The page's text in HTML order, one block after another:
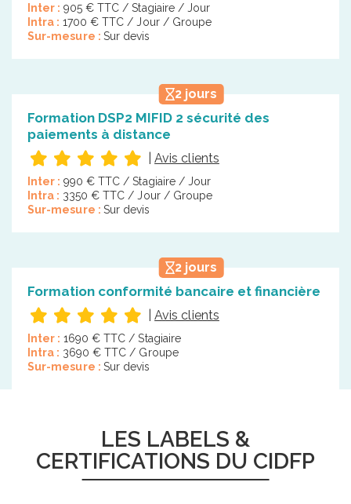
Inter : 905 € TTC / Stagiaire / Jour
Intra : 1700 € TTC / Jour / Groupe
Sur-mesure : Sur devis
2 jours
Formation DSP2 MIFID 2 sécurité des
paiements à distance
Avis clients
Inter : 990 € TTC / Stagiaire / Jour
Intra : 3350 € TTC / Jour / Groupe
Sur-mesure : Sur devis
2 jours
Formation conformité bancaire et financière
Avis clients
Inter : 1690 € TTC / Stagiaire
Intra : 3690 € TTC / Groupe
Sur-mesure : Sur devis
LES LABELS &
CERTIFICATIONS DU CIDFP